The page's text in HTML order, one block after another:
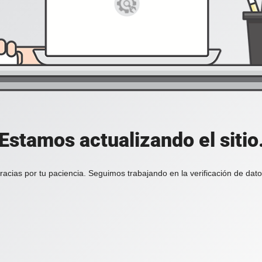
actualizando el
por tu paciencia. Seguimos trabajando en la verificación de